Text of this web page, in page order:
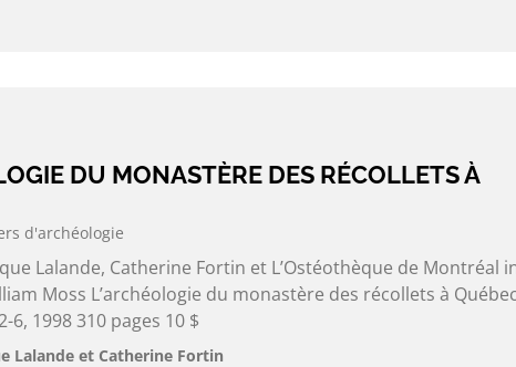
DU MONASTÈRE DES RÉCOLLETS À
d'archéologie
Lalande, Catherine Fortin et L’Ostéothèque de Montréal
Moss L’archéologie du monastère des récollets à Québec
6, 1998 310 pages 10 $
Lalande et Catherine Fortin